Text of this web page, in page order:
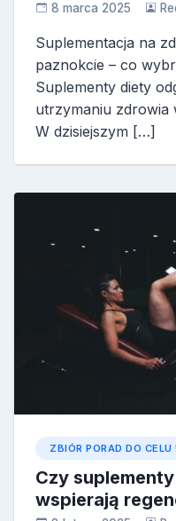
8 marca 2025
Suplementacja na
paznokcie – co
Suplementy diety
utrzymaniu zdrowia
W dzisiejszym […]
ZBIÓR PORAD DO CELU
Czy
wspierają